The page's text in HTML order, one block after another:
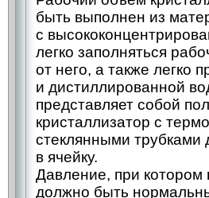
быть выполнен из
с
легко заполняться
от него, а также легко
и дистиллированной
представляет собой
кристаллизатор с
стеклянными трубками
в ячейку.
Давление, при котором
должно быть